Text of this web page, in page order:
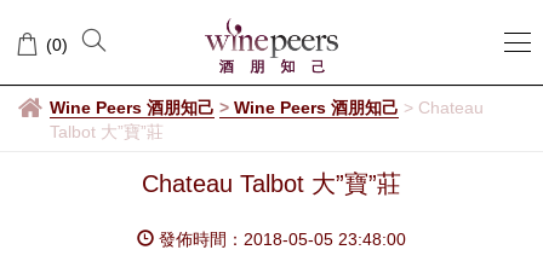
(0)
Wine Peers 酒朋知己 > Wine Peers 酒朋知己 > Chateau
Talbot 大”寶”莊
Chateau Talbot 大”寶”莊
發佈時間：2018-05-05 23:48:00